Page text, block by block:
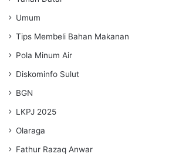
Umum
Tips Membeli Bahan Makanan
Pola Minum Air
Diskominfo Sulut
BGN
LKPJ 2025
Olaraga
Fathur Razaq Anwar